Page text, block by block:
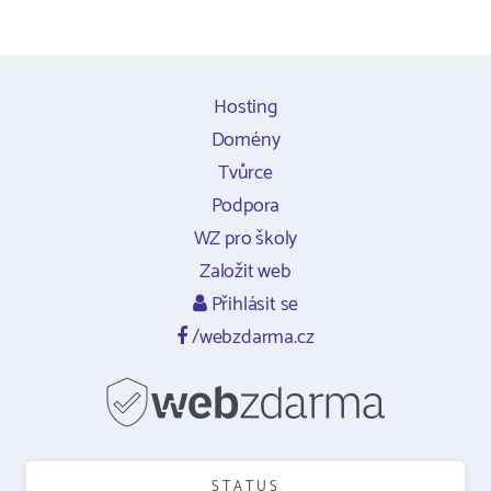
Hosting
Domény
Tvůrce
Podpora
WZ pro školy
Založit web
Přihlásit se
/webzdarma.cz